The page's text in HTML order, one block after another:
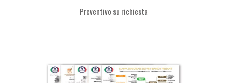
Preventivo su richiesta